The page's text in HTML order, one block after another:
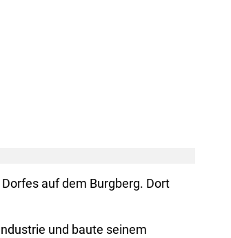
auf dem Burgberg. Dort
und baute seinem